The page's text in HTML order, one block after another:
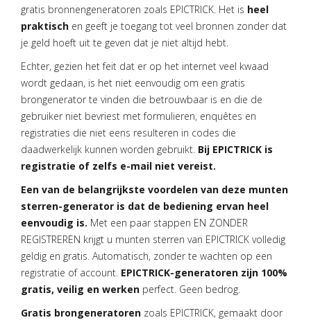
gratis bronnengeneratoren zoals EPICTRICK. Het is heel
praktisch en geeft je toegang tot veel bronnen zonder dat
je geld hoeft uit te geven dat je niet altijd hebt.
Echter, gezien het feit dat er op het internet veel kwaad
wordt gedaan, is het niet eenvoudig om een gratis
brongenerator te vinden die betrouwbaar is en die de
gebruiker niet bevriest met formulieren, enquêtes en
registraties die niet eens resulteren in codes die
daadwerkelijk kunnen worden gebruikt. Bij EPICTRICK is
registratie of zelfs e-mail niet vereist.
Een van de belangrijkste voordelen van deze munten
sterren-generator is dat de bediening ervan heel
eenvoudig is. Met een paar stappen EN ZONDER
REGISTREREN krijgt u munten sterren van EPICTRICK volledig
geldig en gratis. Automatisch, zonder te wachten op een
registratie of account. EPICTRICK-generatoren zijn 100%
gratis, veilig en werken perfect. Geen bedrog.
Gratis brongeneratoren zoals EPICTRICK, gemaakt door